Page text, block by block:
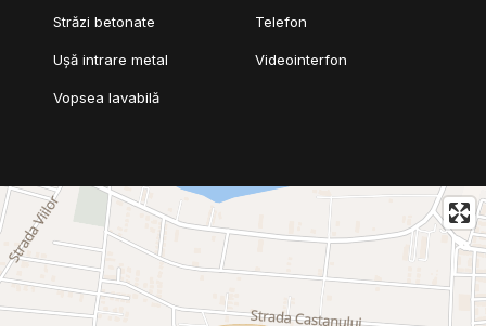
Străzi betonate Telefon
Ușă intrare metal Videointerfon
Vopsea lavabilă